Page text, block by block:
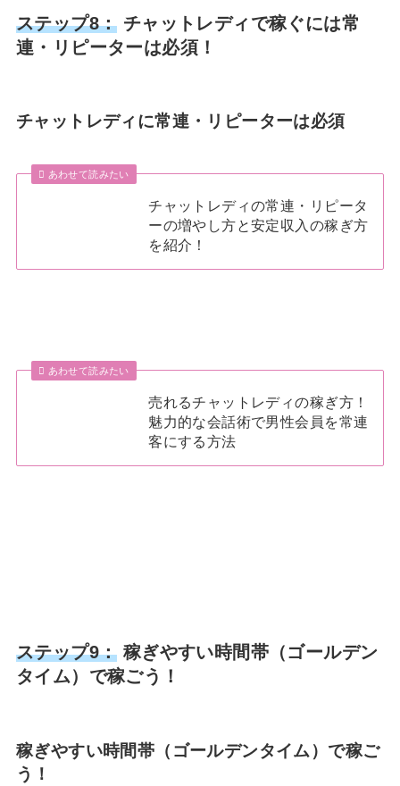
ステップ8： チャットレディで稼ぐには常
連・リピーターは必須！
チャットレディに常連・リピーターは必須
あわせて読みたい
チャットレディの常連・リピータ
ーの増やし方と安定収入の稼ぎ方
を紹介！
あわせて読みたい
売れるチャットレディの稼ぎ方！
魅力的な会話術で男性会員を常連
客にする方法
ステップ9： 稼ぎやすい時間帯（ゴールデン
タイム）で稼ごう！
稼ぎやすい時間帯（ゴールデンタイム）で稼ご
う！